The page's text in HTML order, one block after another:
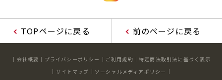
TOPページに戻る 前のページに戻る
会社概要 プライバシーポリシー ご利用規約
特定商法取引法に基づく表示
サイトマップ
ソーシャルメディアポリシー